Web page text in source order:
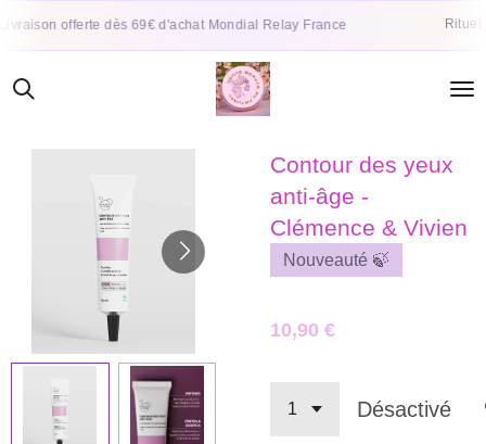
offerte dès 69€ d'achat Mondial Relay France Rituel de
Passer
contenu
Contour des yeux
anti-âge -
Clémence & Vivien
Nouveauté 🍃
10,90 €
Désactivé